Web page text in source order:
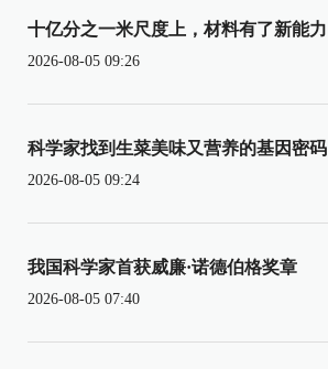
十亿分之一米尺度上，材料有了新能力
2026-08-05 09:26
科学家找到生菜美味又营养的基因密码
2026-08-05 09:24
我国科学家首获威廉·诺德伯格奖章
2026-08-05 07:40